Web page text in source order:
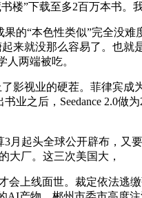
下载至多2百万本书。我
“本色性类似”完全没难
就没那么容易了。也就
两端被吃。
视业的硬茬。菲律宾成
业之后，Seedance 2.0做
起头全球公开辟布，又
大厂。这三次美国大，
上线面世。裁定依法逃